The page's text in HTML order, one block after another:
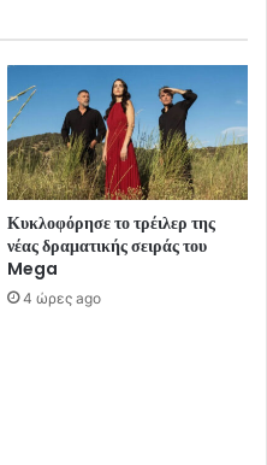
Κυκλοφόρησε το τρέιλερ της
νέας δραματικής σειράς του
Mega
4 ώρες ago